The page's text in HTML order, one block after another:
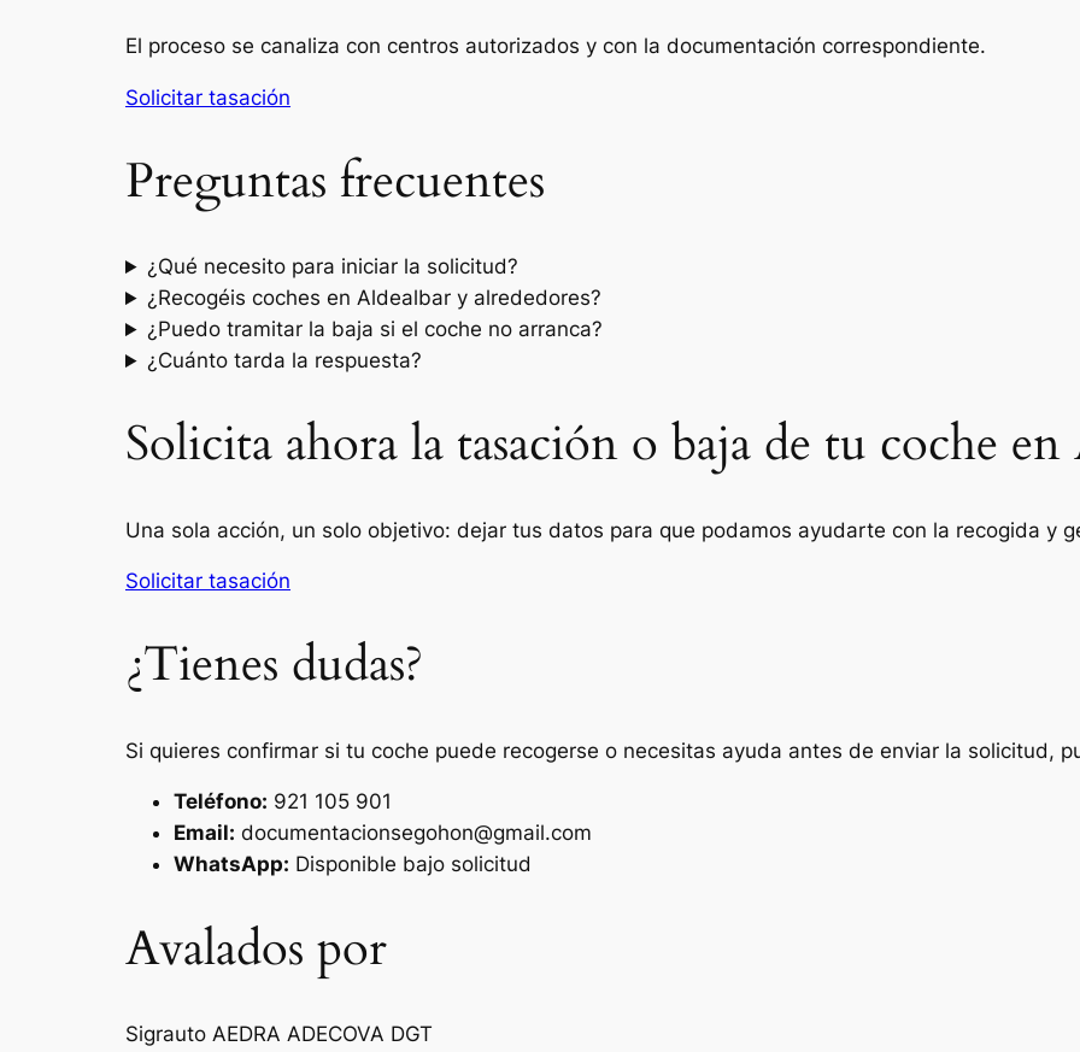
El proceso se canaliza con centros autorizados y con la documentación correspondiente.
Solicitar tasación
Preguntas frecuentes
¿Qué necesito para iniciar la solicitud?
¿Recogéis coches en Aldealbar y alrededores?
¿Puedo tramitar la baja si el coche no arranca?
¿Cuánto tarda la respuesta?
Solicita ahora la tasación o baja de tu coche en
Una sola acción, un solo objetivo: dejar tus datos para que podamos ayudarte con la recogida y
Solicitar tasación
¿Tienes dudas?
Si quieres confirmar si tu coche puede recogerse o necesitas ayuda antes de enviar la solicitud,
Teléfono: 921 105 901
Email: documentacionsegohon@gmail.com
WhatsApp: Disponible bajo solicitud
Avalados por
Sigrauto AEDRA ADECOVA DGT